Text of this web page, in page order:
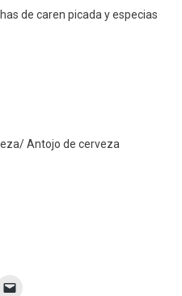
de caren picada y especias
Antojo de cerveza